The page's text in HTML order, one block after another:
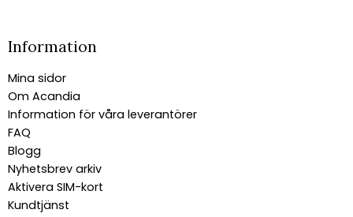
Information
Mina sidor
Om Acandia
Information för våra leverantörer
FAQ
Blogg
Nyhetsbrev arkiv
Aktivera SIM-kort
Kundtjänst